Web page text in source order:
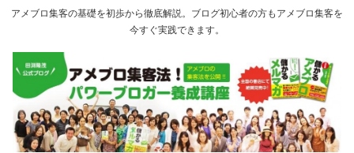
アメブロ集客の基礎を初歩から徹底解説。ブログ初心者の方もアメブロ集客を
今すぐ実践できます。